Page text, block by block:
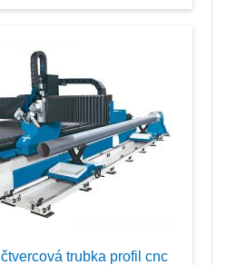
trubka profil cnc